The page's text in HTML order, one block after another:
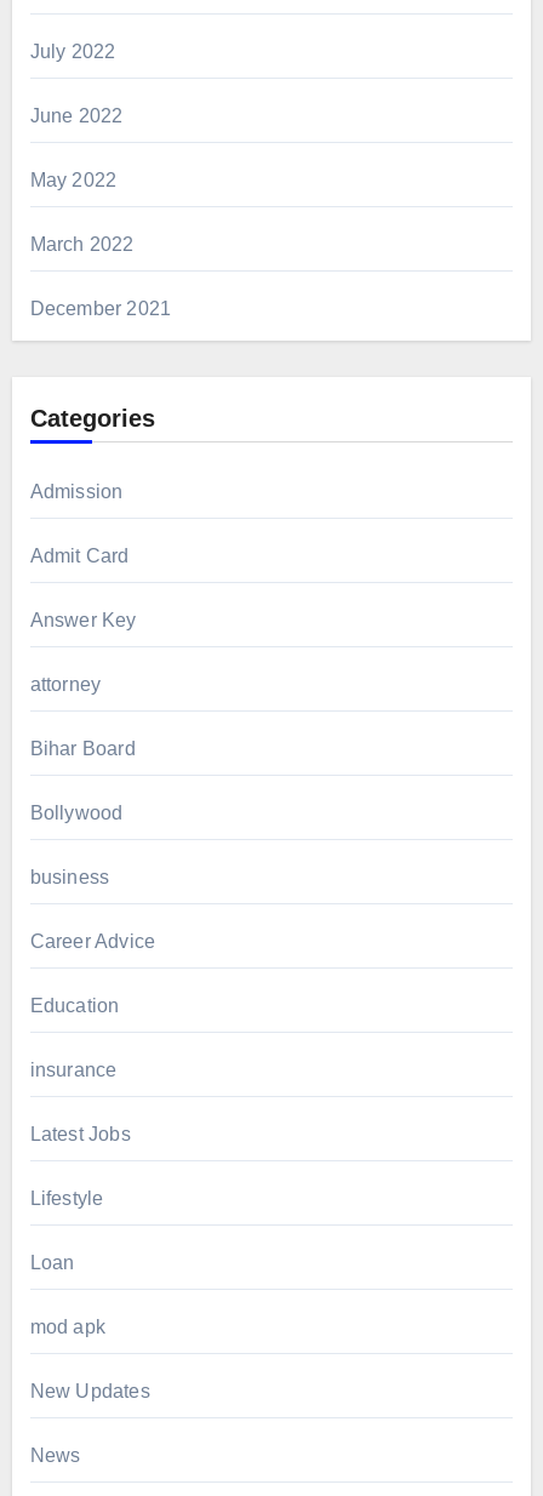
July 2022
June 2022
May 2022
March 2022
December 2021
Categories
Admission
Admit Card
Answer Key
attorney
Bihar Board
Bollywood
business
Career Advice
Education
insurance
Latest Jobs
Lifestyle
Loan
mod apk
New Updates
News